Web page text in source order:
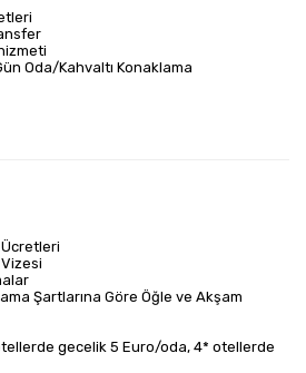
Oda/Kahvaltı Konaklama
Ücretleri
Şartlarına Göre Öğle ve Akşam
gecelik 5 Euro/oda, 4* otellerde